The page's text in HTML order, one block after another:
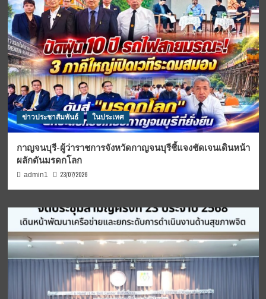
ข่าวประชาสัมพันธ์ ในประเทศ
กาญจนบุรี-ผู้ว่าราชการจังหวัดกาญจนบุรีชี้แจงชัดเจนเดินหน้า
ผลักดันมรดกโลก
admin1 23/07/2026